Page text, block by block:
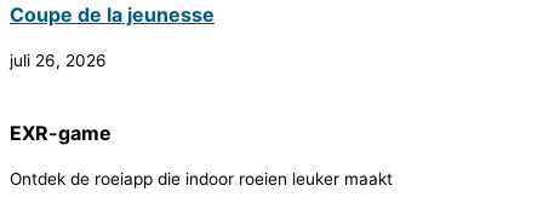
Coupe de la jeunesse
juli 26, 2026
EXR-game
Ontdek de roeiapp die indoor roeien leuker maakt